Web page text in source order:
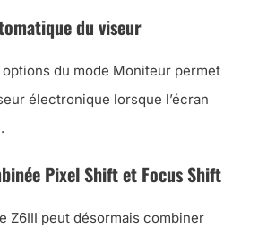
du viseur
du mode Moniteur permet
électronique lorsque l’écran
Pixel Shift et Focus Shift
Z6III peut désormais combiner